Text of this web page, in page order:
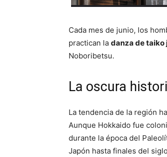
Cada mes de junio, los
practican la danza de taiko
Noboribetsu.
La oscura
La tendencia de la región
Aunque Hokkaido fue
durante la época del
Japón hasta finales del